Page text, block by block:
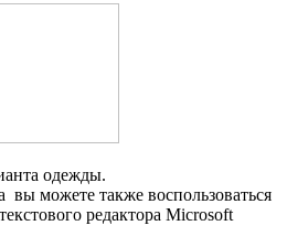
одежды.
вы можете также воспользоваться
редактора Microsoft